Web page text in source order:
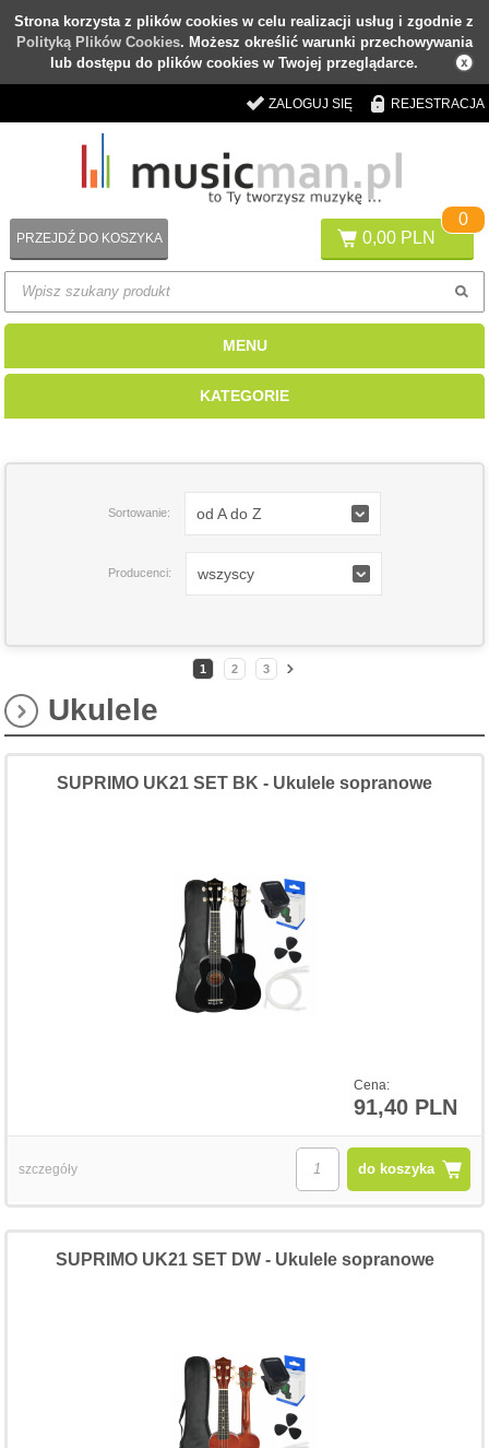
Strona korzysta z plików cookies w celu realizacji usług i zgodnie z
Polityką Plików Cookies. Możesz określić warunki przechowywania
lub dostępu do plików cookies w Twojej przeglądarce.
ZALOGUJ SIĘ REJESTRACJA
0,00 PLN
0
PRZEJDŹ DO KOSZYKA
MENU
KATEGORIE
Sortowanie: od A do Z
Producenci: wszyscy
1 2 3
Ukulele
Cena:
91,40 PLN
SUPRIMO UK21 SET BK - Ukulele sopranowe
do koszyka
szczegóły
SUPRIMO UK21 SET DW - Ukulele sopranowe